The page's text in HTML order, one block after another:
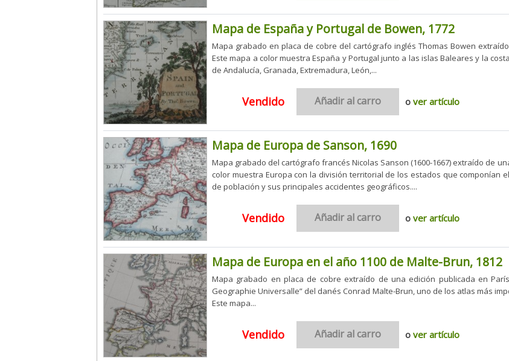
Mapa de España y Portugal de Bowen, 1772
Mapa grabado en placa de cobre del cartógrafo inglés Thomas Bowen
Este mapa a color muestra España y Portugal junto a las islas Baleares y la
de Andalucía, Granada, Extremadura, León,...
Vendido Añadir al carro o ver artículo
Mapa de Europa de Sanson, 1690
Mapa grabado del cartógrafo francés Nicolas Sanson (1600-1667) extraído de
color muestra Europa con la división territorial de los estados que componían
de población y sus principales accidentes geográficos....
Vendido Añadir al carro o ver artículo
Mapa de Europa en el año 1100 de Malte-Brun, 1812
Mapa grabado en placa de cobre extraído de una edición publicada en
Geographie Universalle” del danés Conrad Malte-Brun, uno de los atlas más
Este mapa...
Vendido Añadir al carro o ver artículo